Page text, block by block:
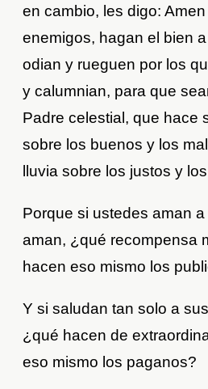
en cambio, les digo:
enemigos, hagan el bien
odian y rueguen por los
y calumnian, para que
Padre celestial, que hace
sobre los buenos y los
lluvia sobre los justos y
Porque si ustedes aman
aman, ¿qué recompensa
hacen eso mismo los
Y si saludan tan solo a
¿qué hacen de
eso mismo los paganos?